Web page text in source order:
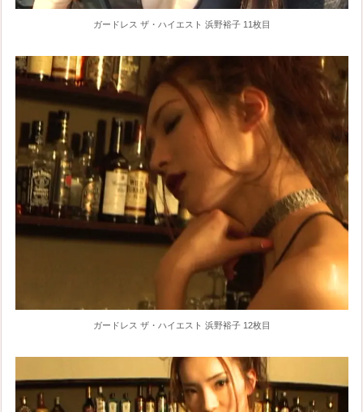
ガードレス ザ・ハイエスト 浜野裕子 11枚目
ガードレス ザ・ハイエスト 浜野裕子 12枚目